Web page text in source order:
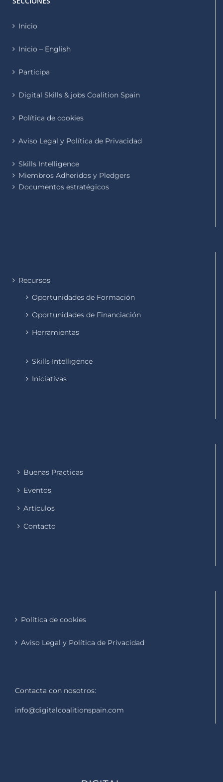
Inicio
Inicio – English
Participa
Digital Skills & jobs Coalition Spain
Política de cookies
Aviso Legal y Política de Privacidad
Skills Intelligence
Miembros Adheridos y Pledgers
Documentos estratégicos
Recursos
Oportunidades de Formación
Oportunidades de Financiación
Herramientas
Skills Intelligence
Iniciativas
Buenas Practicas
Eventos
Artículos
Contacto
Política de cookies
Aviso Legal y Política de Privacidad
Contacta con nosotros:
info@digitalcoalitionspain.com